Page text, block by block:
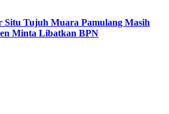
Situ Tujuh Muara Pamulang Masih
Minta Libatkan BPN